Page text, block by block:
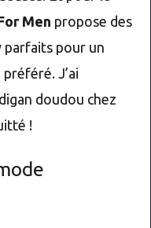
Men propose des
parfaits pour un
J’ai
doudou chez
!